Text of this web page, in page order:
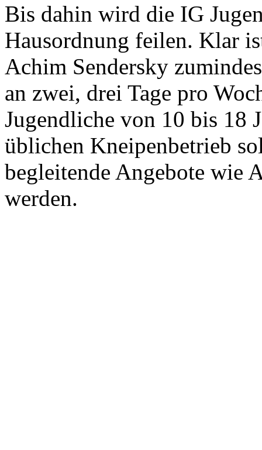
Bis dahin wird die IG
Hausordnung feilen. Klar
Achim Sendersky
an zwei, drei Tage pro
Jugendliche von 10 bis 18
üblichen Kneipenbetrieb
begleitende Angebote wie
werden.